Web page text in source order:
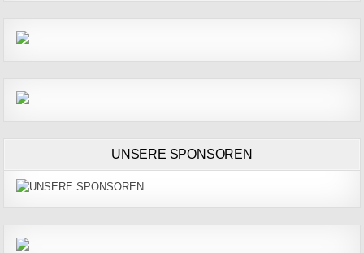
UNSERE SPONSOREN